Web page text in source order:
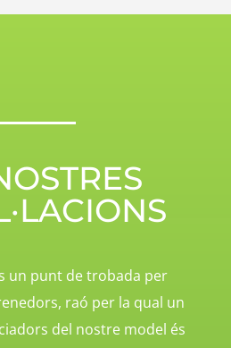
un punt de trobada per
raó per la qual un
del nostre model és